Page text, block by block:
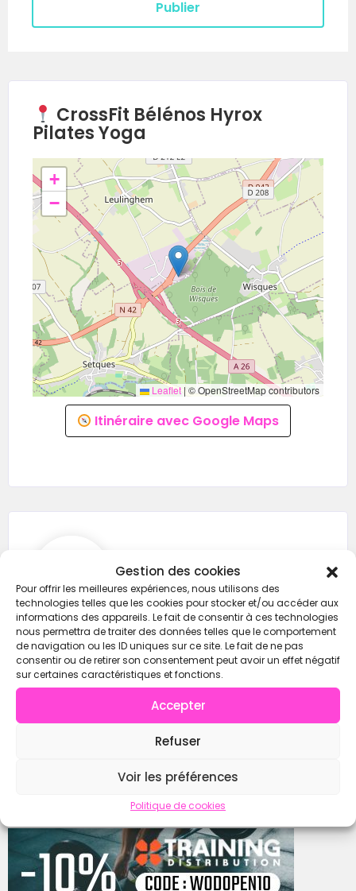
Gestion des cookies
Pour offrir les meilleures expériences, nous utilisons des
technologies telles que les cookies pour stocker et/ou accéder aux
informations des appareils. Le fait de consentir à ces technologies
nous permettra de traiter des données telles que le comportement
de navigation ou les ID uniques sur ce site. Le fait de ne pas
consentir ou de retirer son consentement peut avoir un effet négatif
sur certaines caractéristiques et fonctions.
Accepter
Refuser
Voir les préférences
Politique de cookies
CrossFit Bélénos Hyrox
Pilates Yoga
+
−
Leaflet | © OpenStreetMap contributors
Itinéraire avec Google Maps
CrossFit Bélénos
0682910734
https://wod-open.com/